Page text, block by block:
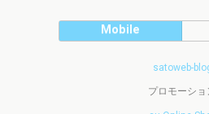
Mobile
satoweb-
プロモーショ